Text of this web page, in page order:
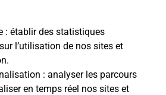
: établir des statistiques
l’utilisation de nos sites et
: analyser les parcours
en temps réel nos sites et
à la téléassistance
téléassistance, téléalarme dans
?